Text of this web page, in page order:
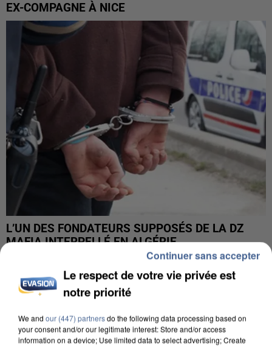
EX-COMPAGNE À NICE
L’UN DES FONDATEURS SUPPOSÉS DE LA DZ
MAFIA INTERPELLÉ EN ALGÉRIE
Le respect de votre vie privée est
notre priorité
We and our (447) partnersdo the following data processing based on
your consent and/or our legitimate interest: Store and/or access
information on a device; Use limited data to select advertising; Create
Continuer sans accepter